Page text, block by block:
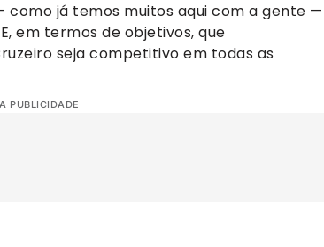
como já temos muitos aqui com a gente —
em termos de objetivos, que
seja competitivo em todas as
PUBLICIDADE